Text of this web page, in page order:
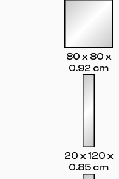
80 x 80 x
0.92 cm
20 x 120 x
0.85 cm